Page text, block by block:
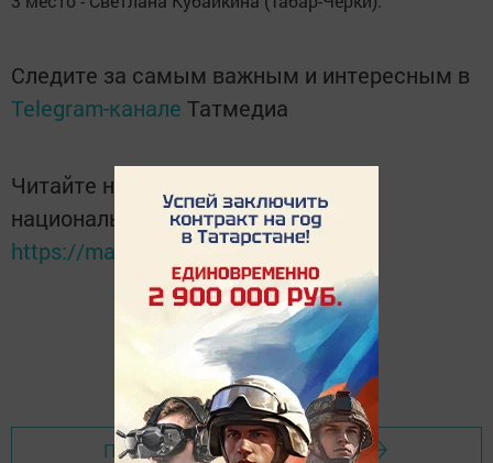
Следите за самым важным и интересным в
Telegram-канале Татмедиа
Читайте новости Татарстана в
национальном мессенджере MАХ:
https://max.ru/tatmedia
Перейти на страницу новости